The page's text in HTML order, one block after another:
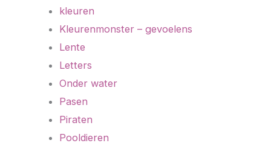
kleuren
Kleurenmonster – gevoelens
Lente
Letters
Onder water
Pasen
Piraten
Pooldieren